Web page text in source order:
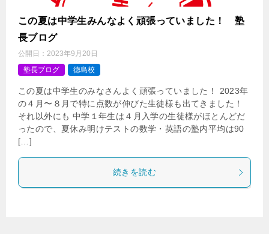
この夏は中学生みんなよく頑張っていました！ 塾
長ブログ
公開日： 2023年9月20日
塾長ブログ
徳島校
この夏は中学生のみなさんよく頑張っていました！ 2023年
の４月〜８月で特に点数が伸びた生徒様も出てきました！
それ以外にも 中学１年生は４月入学の生徒様がほとんどだ
ったので、夏休み明けテストの数学・英語の塾内平均は90
[…]
続きを読む